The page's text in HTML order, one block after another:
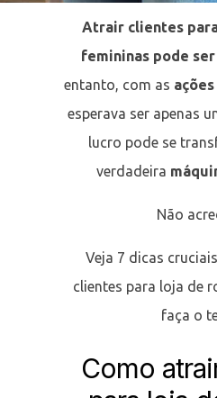
Atrair clientes
femininas pode
entanto, com as
esperava ser apenas
lucro pode se
verdadeira
Não
Veja 7 dicas
clientes para loja de
faça o
Como